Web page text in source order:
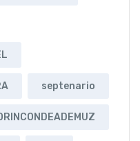
septenario